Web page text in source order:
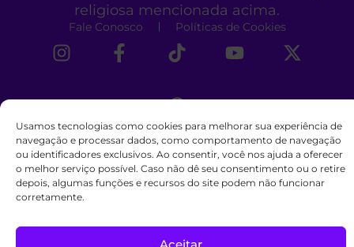
Usamos tecnologias como cookies para melhorar sua experiência de
navegação e processar dados, como comportamento de navegação
ou identificadores exclusivos. Ao consentir, você nos ajuda a oferecer
o melhor serviço possível. Caso não dê seu consentimento ou o retire
depois, algumas funções e recursos do site podem não funcionar
corretamente.
Aceitar
religiosa mencionada acima.
Fale Conosco Políticas de Cookies